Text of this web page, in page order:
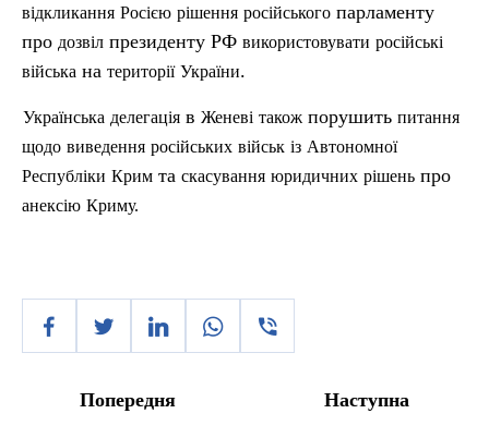
відкликання Росією рішення російського парламенту
про дозвіл президенту РФ використовувати російські
війська на території України.
Українська делегація в Женеві також порушить питання
щодо виведення російських військ із Автономної
Республіки Крим та скасування юридичних рішень про
анексію Криму.
Попередня Наступна